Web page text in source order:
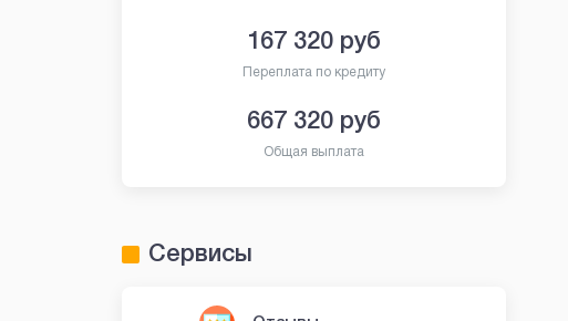
167 320 руб
Переплата по кредиту
667 320 руб
Общая выплата
Сервисы